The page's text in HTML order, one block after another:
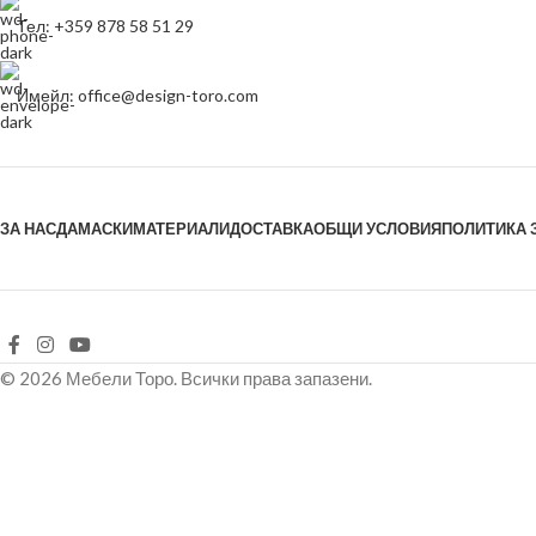
Тел: +359 878 58 51 29
Имейл: office@design-toro.com
ЗА НАСДАМАСКИМАТЕРИАЛИДОСТАВКАОБЩИ УСЛОВИЯПОЛИТИКА
© 2026 Мебели Торо. Всички права запазени.